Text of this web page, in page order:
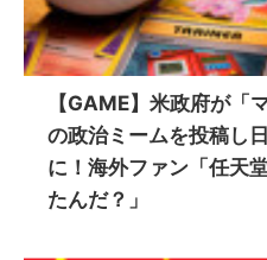
【GAME】米政府が「
の政治ミームを投稿し
に！海外ファン「任天
たんだ？」